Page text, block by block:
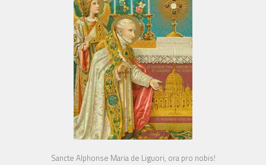
Sancte Alphonse Maria de Liguori, ora pro nobis!